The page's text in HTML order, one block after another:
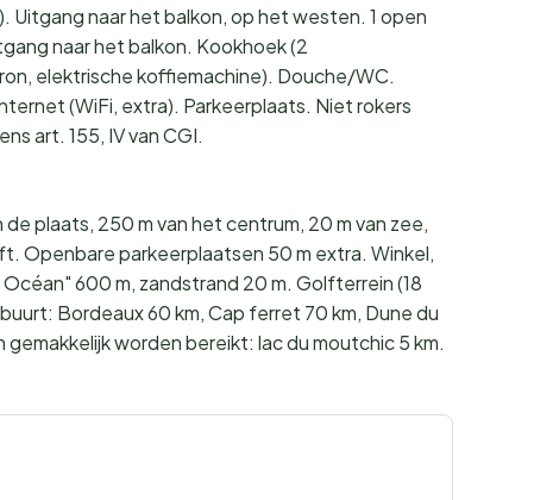
Uitgang naar het balkon, op het westen. 1 open
naar het balkon. Kookhoek (2
elektrische koffiemachine). Douche/WC.
(WiFi, extra). Parkeerplaats. Niet rokers
art. 155, IV van CGI.
plaats, 250 m van het centrum, 20 m van zee,
Openbare parkeerplaatsen 50 m extra. Winkel,
600 m, zandstrand 20 m. Golfterrein (18
Bordeaux 60 km, Cap ferret 70 km, Dune du
worden bereikt: lac du moutchic 5 km.